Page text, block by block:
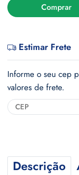
Comprar
Estimar Frete
Informe o seu cep
valores de frete.
Descrição